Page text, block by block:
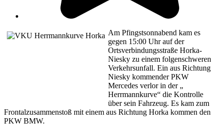
Am Pfingstsonnabend kam es
gegen 15:00 Uhr auf der
Ortsverbindungsstraße Horka-
Niesky zu einem folgenschweren
Verkehrsunfall. Ein aus Richtung
Niesky kommender PKW
Mercedes verlor in der „
Herrmannkurve“ die Kontrolle
über sein Fahrzeug. Es kam zum
Frontalzusammenstoß mit einem aus Richtung Horka kommen den
PKW BMW.